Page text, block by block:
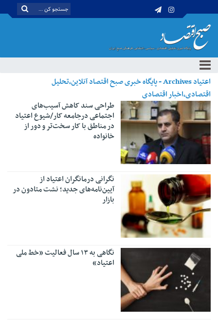
اعتیاد Archives - پایگاه خبری صبح اقتصاد آنلاین،تحلیل
اقتصادی،اخبار اقتصادی
طراحی سند کاهش آسیب‌های
اجتماعی درجامعه کار/شیوع اعتیاد
در مناطق با کار سخت‌تر و دور از
خانواده
نگرانی درمانگران اعتیاد از
آیین‌نامه‌های جدید؛ نشت متادون در
بازار
نگاهی به ۱۳ سال فعالیت «خط ملی
اعتیاد»